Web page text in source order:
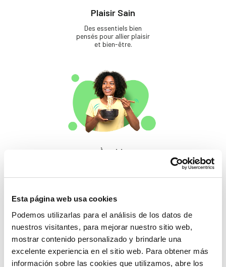
Esta página web usa cookies
Podemos utilizarlas para el análisis de los datos de
nuestros visitantes, para mejorar nuestro sitio web,
mostrar contenido personalizado y brindarle una
excelente experiencia en el sitio web. Para obtener más
información sobre las cookies que utilizamos, abre los
Plaisir Sain
Des essentiels bien
pensés pour allier plaisir
et bien-être.
À table